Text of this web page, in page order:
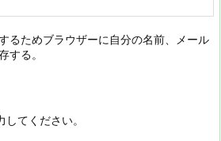
るためブラウザーに自分の名前、メール
する。
してください。